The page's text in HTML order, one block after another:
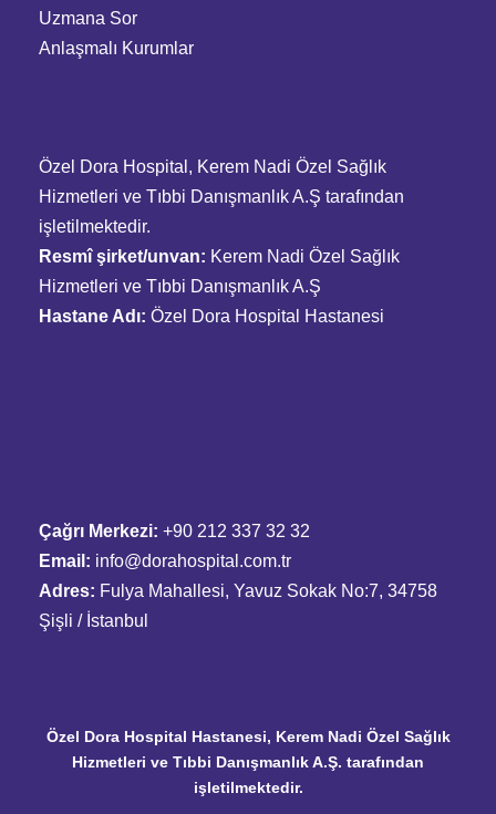
Uzmana Sor
Anlaşmalı Kurumlar
Özel Dora Hospital, Kerem Nadi Özel Sağlık
Hizmetleri ve Tıbbi Danışmanlık A.Ş tarafından
işletilmektedir.
Resmî şirket/unvan: Kerem Nadi Özel Sağlık
Hizmetleri ve Tıbbi Danışmanlık A.Ş
Hastane Adı: Özel Dora Hospital Hastanesi
Çağrı Merkezi: +90 212 337 32 32
Email: info@dorahospital.com.tr
Adres: Fulya Mahallesi, Yavuz Sokak No:7, 34758
Şişli / İstanbul
Özel Dora Hospital Hastanesi, Kerem Nadi Özel Sağlık
Hizmetleri ve Tıbbi Danışmanlık A.Ş. tarafından
işletilmektedir.